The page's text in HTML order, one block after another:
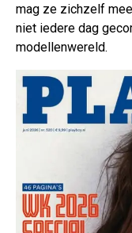
mag ze zichzelf
niet iedere dag
modellenwereld.